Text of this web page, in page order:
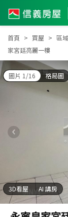
首頁 買屋 區
家宮廷亮麗一樓
圖片 1/16 格局圖
3D看屋 AI 講房